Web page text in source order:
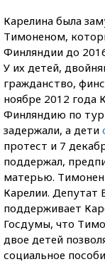
Карелина была
Тимоненом,
Финляндии до
У их детей,
гражданство,
ноябре 2012 года
Финляндию по
задержали, а дети
протест и 7
поддержал,
матерью. Тимонен
Карелии. Депутат
поддерживает
Госдумы, что
двое детей
социальное